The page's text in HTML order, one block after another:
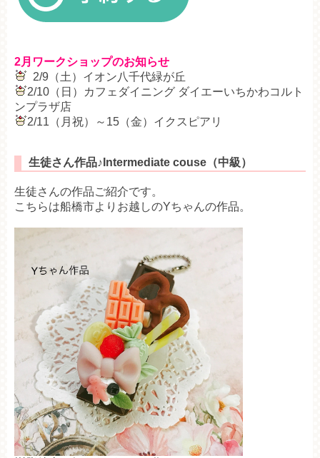
2月ワークショップのお知らせ
2/9（土）イオン八千代緑が丘
2/10（日）カフェダイニング ダイエーいちかわコルト
ンプラザ店
2/11（月祝）～15（金）イクスピアリ
生徒さん作品♪Intermediate couse（中級）
生徒さんの作品ご紹介です。
こちらは船橋市よりお越しのYちゃんの作品。